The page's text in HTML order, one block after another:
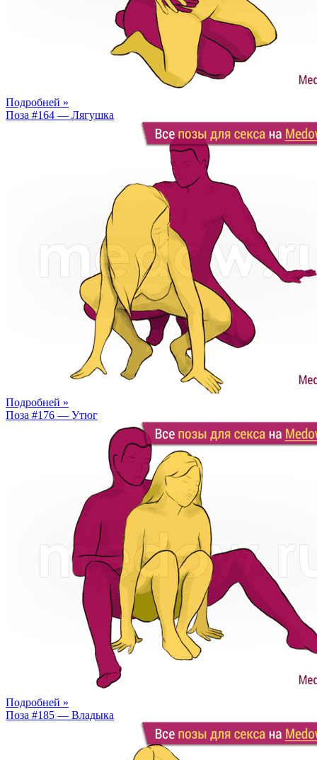
Подробней »
Поза #164 — Лягушка
Подробней »
Поза #176 — Утюг
Подробней »
Поза #185 — Владыка